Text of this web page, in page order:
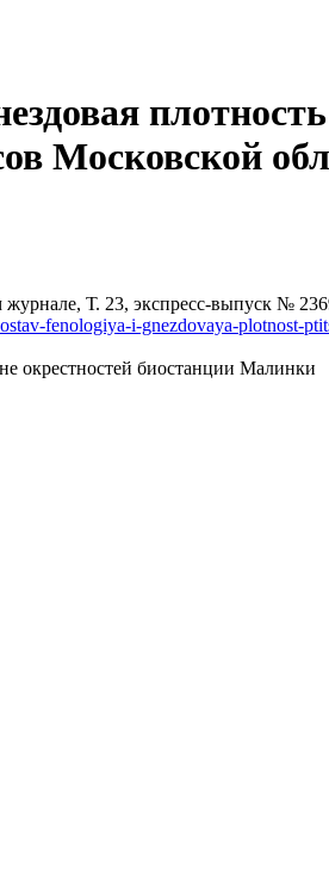
Московской
Т. 23, экспресс-выпуск №
fenologiya-i-gnezdovaya-plotnost-
окрестностей биостанции Малинки